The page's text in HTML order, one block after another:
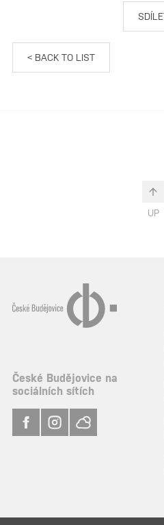
< BACK TO LIST
UP
České Budějovice na
sociálních sítích